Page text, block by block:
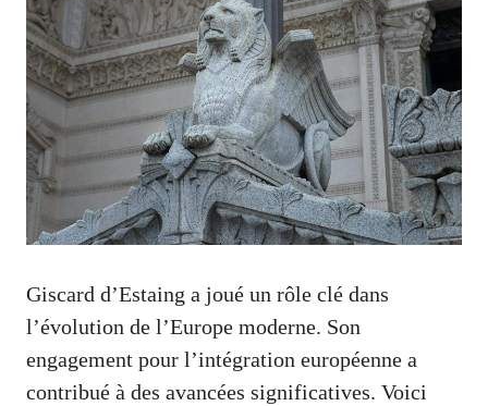
Giscard d’Estaing a joué un rôle clé dans
l’évolution de l’Europe moderne. Son
engagement pour l’intégration européenne a
contribué à des avancées significatives. Voici